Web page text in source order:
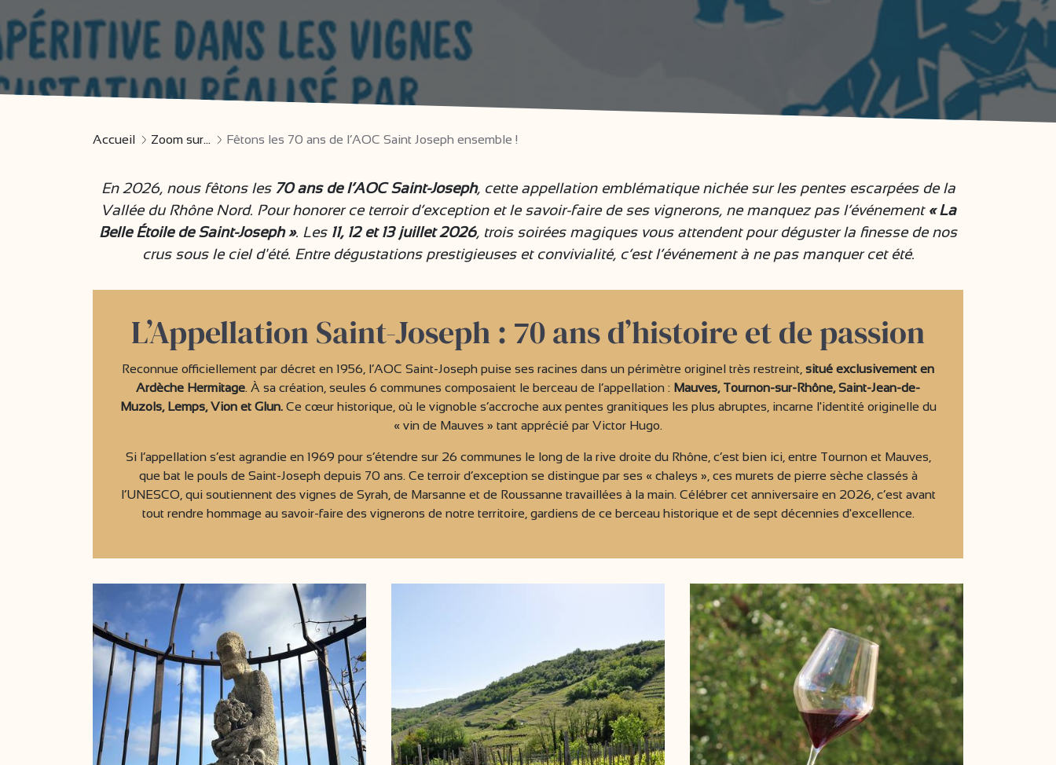
Accueil Zoom sur... Fêtons les 70 ans de l’AOC Saint Joseph ensemble !
En 2026, nous fêtons les 70 ans de l’AOC Saint-Joseph, cette appellation emblématique nichée sur les pentes escarpées de la
Vallée du Rhône Nord. Pour honorer ce terroir d’exception et le savoir-faire de ses vignerons, ne manquez pas l’événement « La
Belle Étoile de Saint-Joseph ». Les 11, 12 et 13 juillet 2026, trois soirées magiques vous attendent pour déguster la finesse de nos
crus sous le ciel d'été. Entre dégustations prestigieuses et convivialité, c’est l’événement à ne pas manquer cet été.
L’Appellation Saint-Joseph : 70 ans d’histoire et de passion
Reconnue officiellement par décret en 1956, l’AOC Saint-Joseph puise ses racines dans un périmètre originel très restreint, situé exclusivement en
Ardèche Hermitage. À sa création, seules 6 communes composaient le berceau de l’appellation : Mauves, Tournon-sur-Rhône, Saint-Jean-de-
Muzols, Lemps, Vion et Glun.Ce cœur historique, où le vignoble s’accroche aux pentes granitiques les plus abruptes, incarne l'identité originelle du
« vin de Mauves » tant apprécié par Victor Hugo.
Si l’appellation s’est agrandie en 1969 pour s’étendre sur 26 communes le long de la rive droite du Rhône, c’est bien ici, entre Tournon et Mauves,
que bat le pouls de Saint-Joseph depuis 70 ans. Ce terroir d’exception se distingue par ses « chaleys », ces murets de pierre sèche classés à
l’UNESCO, qui soutiennent des vignes de Syrah, de Marsanne et de Roussanne travaillées à la main. Célébrer cet anniversaire en 2026, c’est avant
tout rendre hommage au savoir-faire des vignerons de notre territoire, gardiens de ce berceau historique et de sept décennies d'excellence.